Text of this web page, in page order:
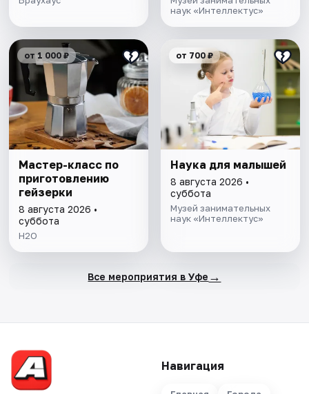
наук «Интеллектус»
от 1 000 ₽
Мастер-класс по
приготовлению
гейзерки
8 августа 2026 •
суббота
H2O
от 700 ₽
Наука для малышей
8 августа 2026 •
суббота
Музей занимательных
наук «Интеллектус»
Все мероприятия в Уфе →
Навигация